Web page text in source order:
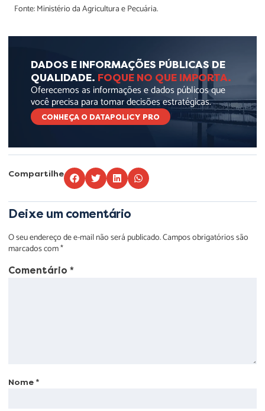
Fonte: Ministério da Agricultura e Pecuária.
DADOS E INFORMAÇÕES PÚBLICAS DE
QUALIDADE. FOQUE NO QUE IMPORTA.
Oferecemos as informações e dados públicos que
você precisa para tomar decisões estratégicas.
CONHEÇA O DATAPOLICY PRO
Compartilhe
Deixe um comentário
O seu endereço de e-mail não será publicado.Campos obrigatórios são
marcados com*
Comentário *
Nome *